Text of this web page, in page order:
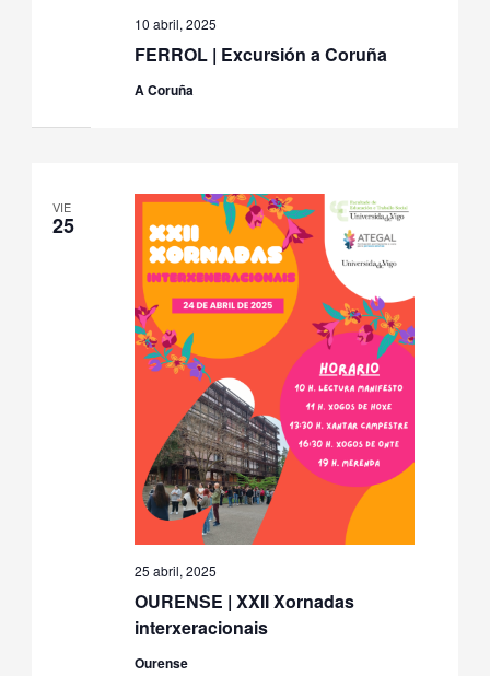
FERROL | Excursión a Coruña
10 abril, 2025
A Coruña
VIE
25
OURENSE | XXII Xornadas
interxeracionais
25 abril, 2025
Ourense